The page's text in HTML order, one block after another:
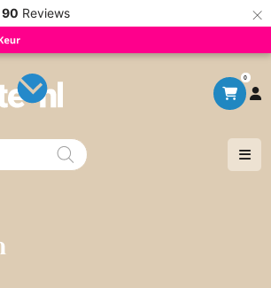
90 Reviews ×
0